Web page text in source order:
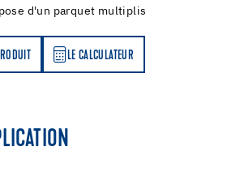
d'un parquet multiplis
LE CALCULATEUR